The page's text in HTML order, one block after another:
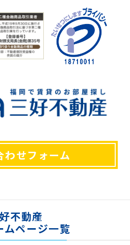
わせフォーム
不動産
ムページ一覧